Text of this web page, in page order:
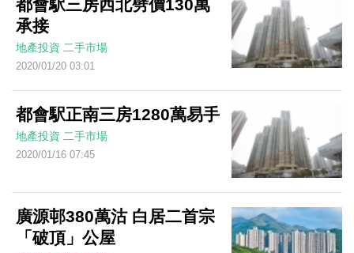
都會駅三房西北劈價130萬
承接
地產投資 二手市場
2020/01/20 03:01
都會駅正南三房1280萬易手
地產投資 二手市場
2020/01/16 07:45
廣源邨380萬沽 白居二首宗
「破頂」公屋